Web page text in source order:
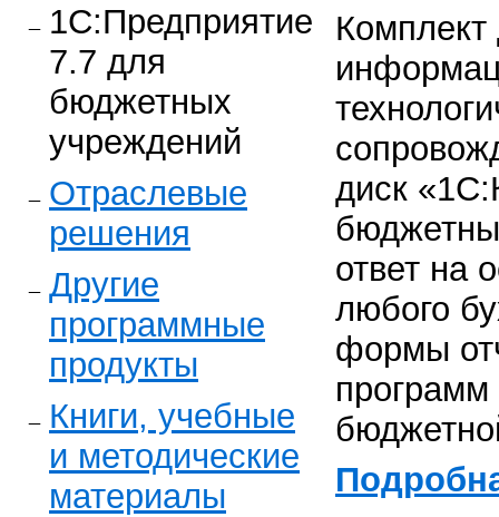
1С:Предприятие
7.7 для
бюджетных
учреждений
Отраслевые
решения
Другие
программные
продукты
Книги, учебные
и методические
материалы
Комплект
диск
ответ на
любого
формы